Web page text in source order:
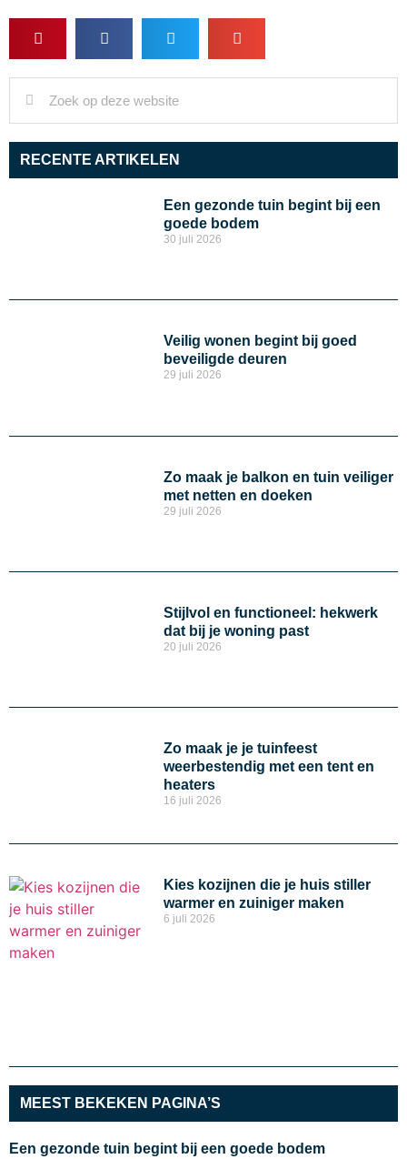
RECENTE ARTIKELEN
Een gezonde tuin begint bij een
goede bodem
30 juli 2026
Veilig wonen begint bij goed
beveiligde deuren
29 juli 2026
Zo maak je balkon en tuin veiliger
met netten en doeken
29 juli 2026
Stijlvol en functioneel: hekwerk
dat bij je woning past
20 juli 2026
Zo maak je je tuinfeest
weerbestendig met een tent en
heaters
16 juli 2026
Kies kozijnen die je huis stiller
warmer en zuiniger maken
6 juli 2026
MEEST BEKEKEN PAGINA’S
Een gezonde tuin begint bij een goede bodem